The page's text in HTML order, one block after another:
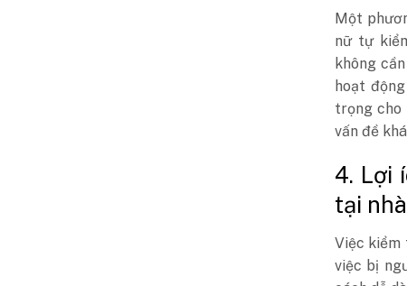
Một
nữ tự
không
hoạt
trọng cho
vấn đề
4. Lợi
tại nhà
Việc kiểm
việc bị